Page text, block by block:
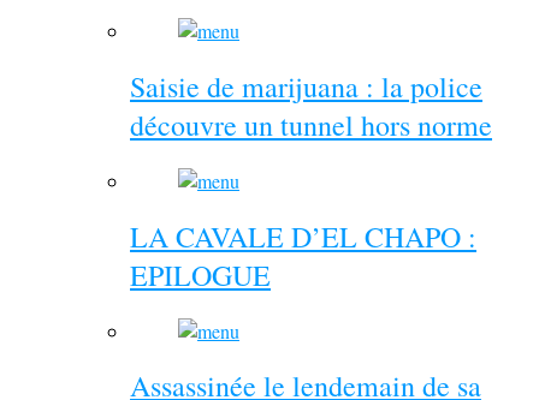
Saisie de marijuana : la police
découvre un tunnel hors norme
LA CAVALE D’EL CHAPO :
EPILOGUE
Assassinée le lendemain de sa